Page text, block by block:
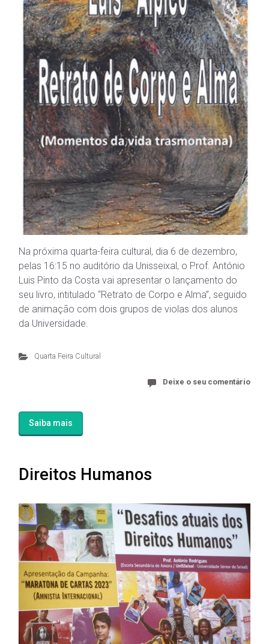
Na próxima quarta-feira cultural, dia 6 de dezembro,
pelas 16:15 no auditório da Unisseixal, o Prof. António
Luis Pinto da Costa vai apresentar o lançamento do
seu livro, intitulado “Retrato de Corpo e Alma”, seguido
de animação com dois grupos de violas dos alunos
da Universidade.
Quarta Feira Cultural
Deixe o seu comentário
Saiba mais
Direitos Humanos